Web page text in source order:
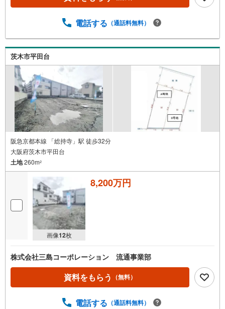
いて・平日や夜遅い時間帯もご案内が可能 ※定休日を除
ます。・車でご自宅や最寄り駅等、ご指定の場所まで送迎
P相談会 無料物件のご紹介だけでなく住宅ローン・資金
のご相談、まずは家探しについて話を聞きたいという方も
大歓迎です！年間8000棟以上の限定物件を発表しているオ
ープンハウスだから出会える物件が多数ございます。ぜひ
お気軽にご連絡・ご相談ください！※限定物件:当社のみ、
もしくは当社を含めた数社でのみご紹介可能なオープンハ
ウス・ディベロップメントの物件
電話する （通話料無料）
茨木市平田台
阪急京都本線 「総持寺」駅 徒歩32分
大阪府茨木市平田台
土地260m2
画像12枚
8,200万円
株式会社三島コーポレーション 流通事業部
資料をもらう （無料）
電話する （通話料無料）